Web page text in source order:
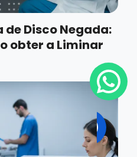
Disco Negada:
obter a Liminar